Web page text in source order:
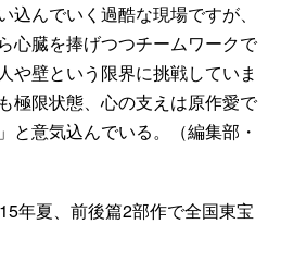
んでいく過酷な現場ですが、
心臓を捧げつつチームワークで
や壁という限界に挑戦していま
極限状態、心の支えは原作愛で
と意気込んでいる。（編集部・
年夏、前後篇2部作で全国東宝